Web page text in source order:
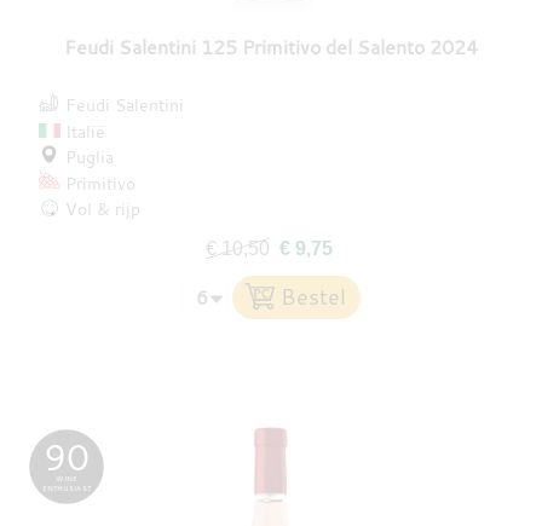
Feudi Salentini 125 Primitivo del Salento 2024
Feudi Salentini
Italië
Puglia
Primitivo
Vol & rijp
€ 10,50 € 9,75
90
WINE
ENTHUSIAST